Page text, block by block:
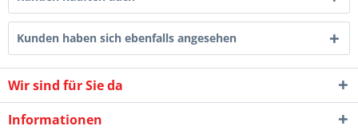
Kunden haben sich ebenfalls angesehen
Wir sind für Sie da
Informationen